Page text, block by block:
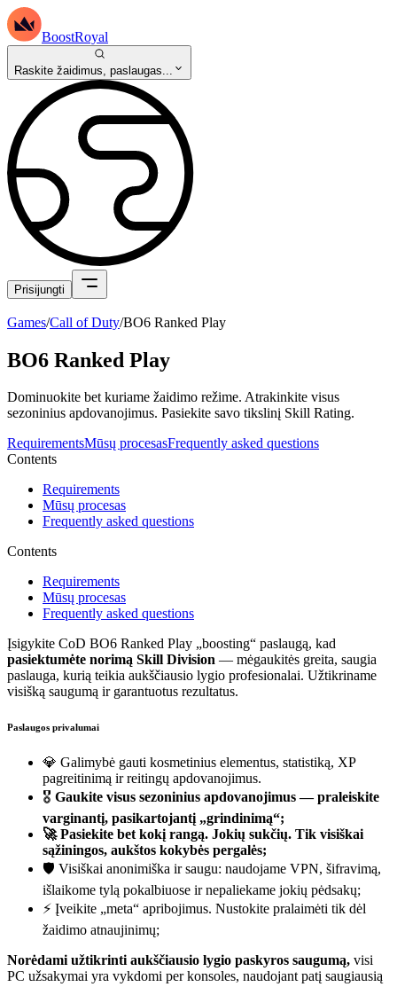
BoostRoyal
Raskite žaidimus, paslaugas...
Prisijungti
Games/Call of Duty/BO6 Ranked Play
BO6 Ranked Play
Dominuokite bet kuriame žaidimo režime. Atrakinkite visus
sezoninius apdovanojimus. Pasiekite savo tikslinį Skill Rating.
RequirementsMūsų procesasFrequently asked questions
Contents
Requirements
Mūsų procesas
Frequently asked questions
Contents
Requirements
Mūsų procesas
Frequently asked questions
Įsigykite CoD BO6 Ranked Play „boosting“ paslaugą, kad
pasiektumėte norimą Skill Division — mėgaukitės greita, saugia
paslauga, kurią teikia aukščiausio lygio profesionalai. Užtikriname
visišką saugumą ir garantuotus rezultatus.
Paslaugos privalumai
💎 Galimybė gauti kosmetinius elementus, statistiką, XP
pagreitinimą ir reitingų apdovanojimus.
🎖️ Gaukite visus sezoninius apdovanojimus — praleiskite
varginantį, pasikartojantį „grindinimą“;
🚀 Pasiekite bet kokį rangą. Jokių sukčių. Tik visiškai
sąžiningos, aukštos kokybės pergalės;
🛡️ Visiškai anonimiška ir saugu: naudojame VPN, šifravimą,
išlaikome tylą pokalbiuose ir nepaliekame jokių pėdsakų;
⚡ Įveikite „meta“ apribojimus. Nustokite pralaimėti tik dėl
žaidimo atnaujinimų;
Norėdami užtikrinti aukščiausio lygio paskyros saugumą, visi
PC užsakymai yra vykdomi per konsoles, naudojant patį saugiausią